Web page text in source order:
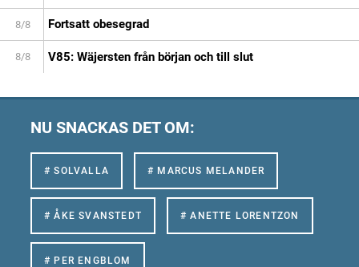
8/8 Fortsatt obesegrad
8/8 V85: Wäjersten från början och till slut
NU SNACKAS DET OM:
# SOLVALLA # MARCUS MELANDER
# ÅKE SVANSTEDT # ANETTE LORENTZON
# PER ENGBLOM